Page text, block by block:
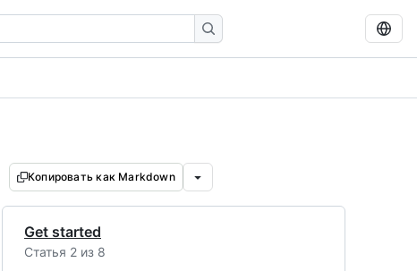
Копировать как Markdown
Get started
Статья 2 из 8